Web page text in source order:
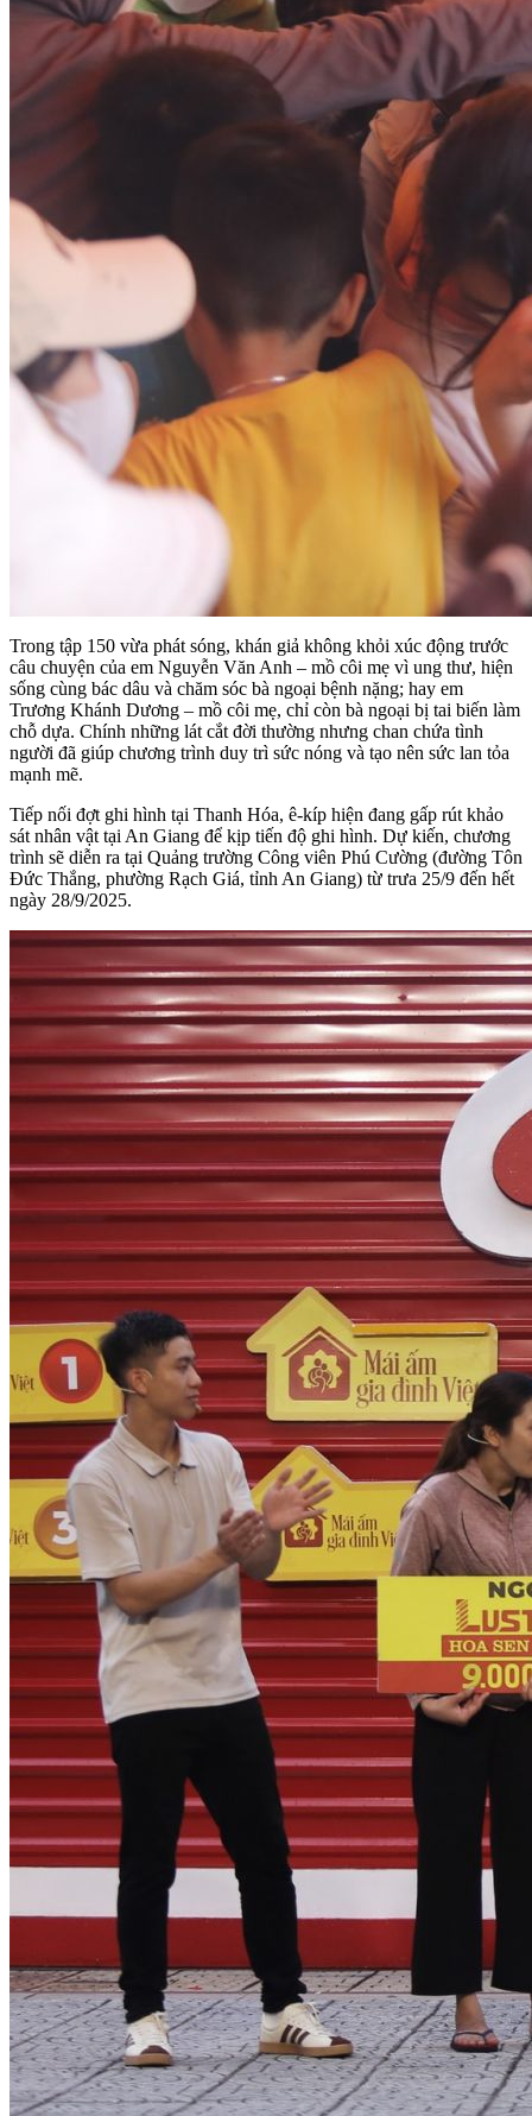
Trong tập 150 vừa phát sóng, khán giả không khỏi xúc động trước
câu chuyện của em Nguyễn Văn Anh – mồ côi mẹ vì ung thư, hiện
sống cùng bác dâu và chăm sóc bà ngoại bệnh nặng; hay em
Trương Khánh Dương – mồ côi mẹ, chỉ còn bà ngoại bị tai biến làm
chỗ dựa. Chính những lát cắt đời thường nhưng chan chứa tình
người đã giúp chương trình duy trì sức nóng và tạo nên sức lan tỏa
mạnh mẽ.
Tiếp nối đợt ghi hình tại Thanh Hóa, ê-kíp hiện đang gấp rút khảo
sát nhân vật tại An Giang để kịp tiến độ ghi hình. Dự kiến, chương
trình sẽ diễn ra tại Quảng trường Công viên Phú Cường (đường Tôn
Đức Thắng, phường Rạch Giá, tỉnh An Giang) từ trưa 25/9 đến hết
ngày 28/9/2025.